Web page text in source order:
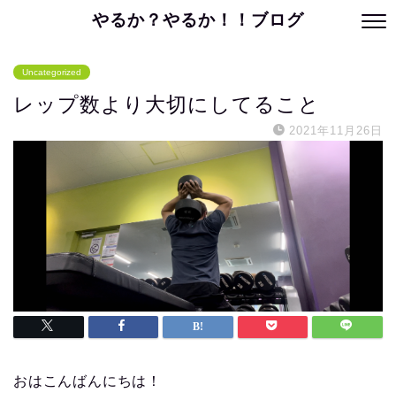
やるか？やるか！！ブログ
Uncategorized
レップ数より大切にしてること
2021年11月26日
おはこんばんにちは！